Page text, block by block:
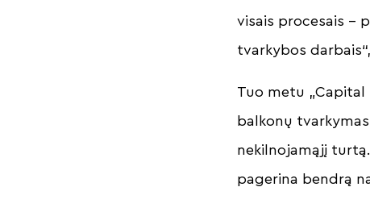
visais procesais –
tvarkybos
Tuo metu „Capital
balkonų
nekilnojamąjį
pagerina bendrą